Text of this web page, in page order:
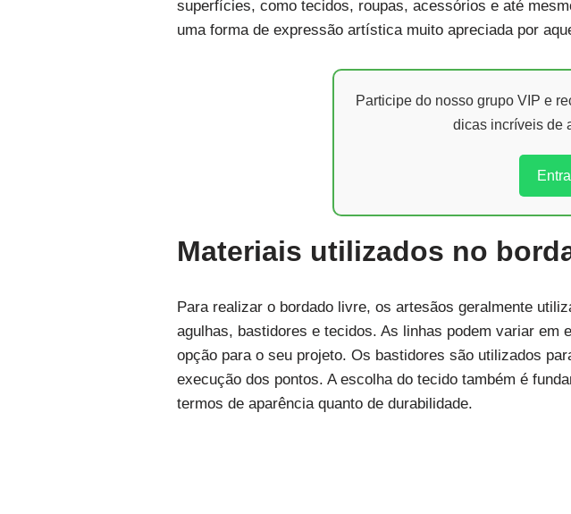
superfícies, como tecidos, roupas, acessórios e até
uma forma de expressão artística muito apreciada por
Participe do nosso grupo VIP e
dicas incríveis de
Materiais utilizados no
Para realizar o bordado livre, os artesãos geralmente
agulhas, bastidores e tecidos. As linhas podem variar
opção para o seu projeto. Os bastidores são utilizados
execução dos pontos. A escolha do tecido também é
termos de aparência quanto de durabilidade.